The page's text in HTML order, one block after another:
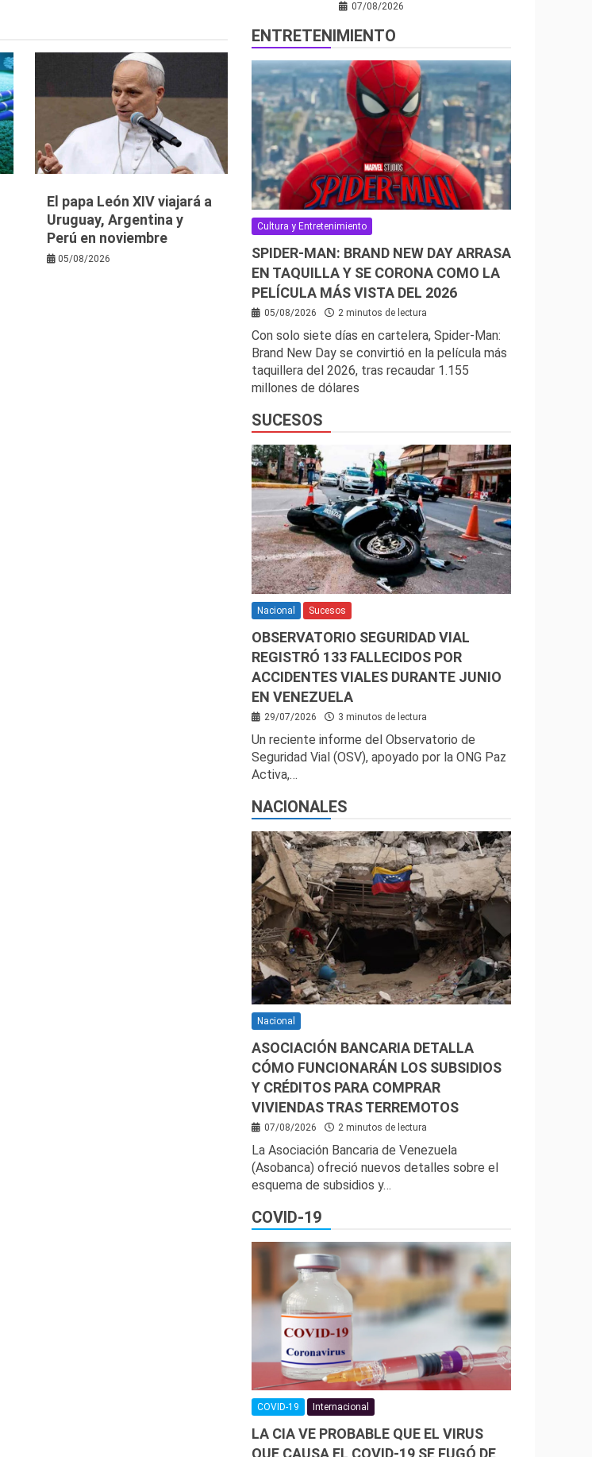
El papa León XIV viajará a
Uruguay, Argentina y
Perú en noviembre
05/08/2026
07/08/2026
ENTRETENIMIENTO
Cultura y Entretenimiento
SPIDER-MAN: BRAND NEW DAY ARRASA
EN TAQUILLA Y SE CORONA COMO LA
PELÍCULA MÁS VISTA DEL 2026
05/08/2026 2 minutos de lectura
Con solo siete días en cartelera, Spider-Man:
Brand New Day se convirtió en la película más
taquillera del 2026, tras recaudar 1.155
millones de dólares
SUCESOS
Nacional Sucesos
OBSERVATORIO SEGURIDAD VIAL
REGISTRÓ 133 FALLECIDOS POR
ACCIDENTES VIALES DURANTE JUNIO
EN VENEZUELA
29/07/2026 3 minutos de lectura
Un reciente informe del Observatorio de
Seguridad Vial (OSV), apoyado por la ONG Paz
Activa,…
NACIONALES
Nacional
ASOCIACIÓN BANCARIA DETALLA
CÓMO FUNCIONARÁN LOS SUBSIDIOS
Y CRÉDITOS PARA COMPRAR
VIVIENDAS TRAS TERREMOTOS
07/08/2026 2 minutos de lectura
La Asociación Bancaria de Venezuela
(Asobanca) ofreció nuevos detalles sobre el
esquema de subsidios y…
COVID-19
COVID-19 Internacional
LA CIA VE PROBABLE QUE EL VIRUS